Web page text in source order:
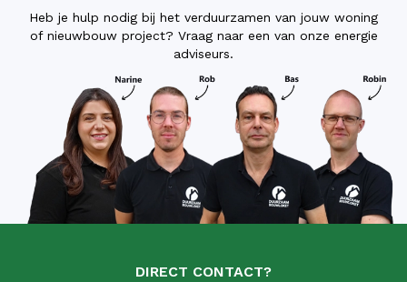
Heb je hulp nodig bij het verduurzamen van jouw woning
of nieuwbouw project? Vraag naar een van onze energie
adviseurs.
DIRECT CONTACT?